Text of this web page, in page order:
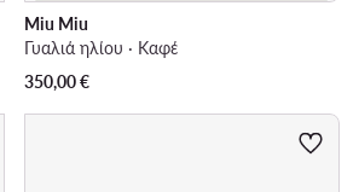
Miu Miu
Γυαλιά ηλίου · Καφέ
350,00€